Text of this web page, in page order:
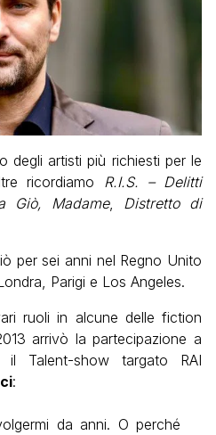
degli artisti più richiesti per le
ricordiamo R.I.S. – Delitti
Giò, Madame, Distretto di
per sei anni nel Regno Unito
Parigi e Los Angeles.
ruoli in alcune delle fiction
arrivò la partecipazione a
il Talent-show targato RAI
:
da anni. O perché